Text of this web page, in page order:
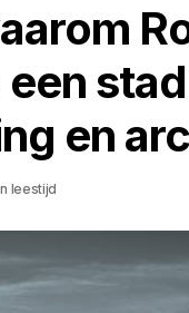
en
leestijd